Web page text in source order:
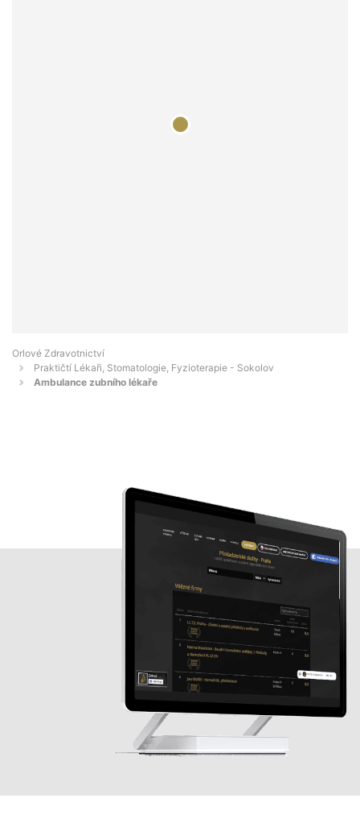
Orlové Zdravotnictví
Praktičtí Lékaři, Stomatologie, Fyzioterapie - Sokolov
Ambulance zubního lékaře